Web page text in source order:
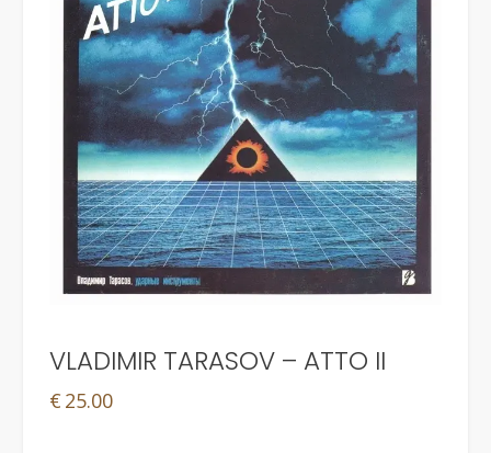
VLADIMIR TARASOV – ATTO II
€ 25.00